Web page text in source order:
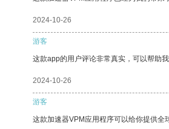
2024-10-26
游客
这款app的用户评论非常真实，可以帮助我
2024-10-26
游客
这款加速器VPM应用程序可以给你提供全